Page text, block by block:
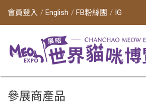
會員登入 English FB粉絲團 IG
參展商產品